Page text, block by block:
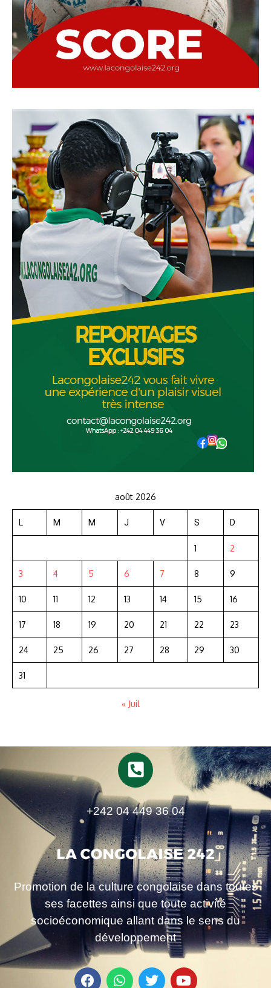
août 2026
L M M J V S D
1 2
3 4 5 6 7 8 9
10 11 12 13 14 15 16
17 18 19 20 21 22 23
24 25 26 27 28 29 30
31
« Juil
+242 04 449 36 04
Promotion de la culture congolaise dans toutes
ses facettes ainsi que toute activité
socioéconomique allant dans le sens du
développement